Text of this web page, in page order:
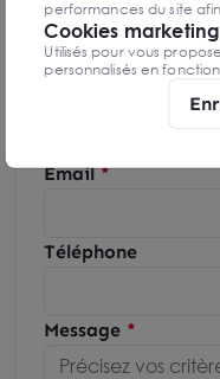
Email
Téléphone
Message
performances du site
Cookies marketing
Utilisés pour vous
personnalisés en